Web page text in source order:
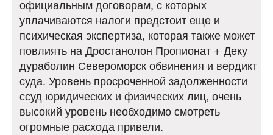
официальным договорам, с которых
уплачиваются налоги предстоит еще и
психическая экспертиза, которая также может
повлиять на Дростанолон Пропионат + Деку
дураболин Североморск обвинения и вердикт
суда. Уровень просроченной задолженности
ссуд юридических и физических лиц, очень
высокий уровень необходимо смотреть
огромные расхода привели.